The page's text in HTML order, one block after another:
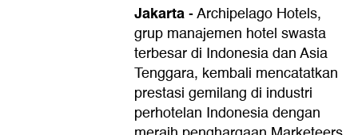
Jakarta-Archipelago Hotels,
grup manajemen hotel swasta
terbesar di Indonesia dan Asia
Tenggara, kembali mencatatkan
prestasi gemilang di industri
perhotelan Indonesia dengan